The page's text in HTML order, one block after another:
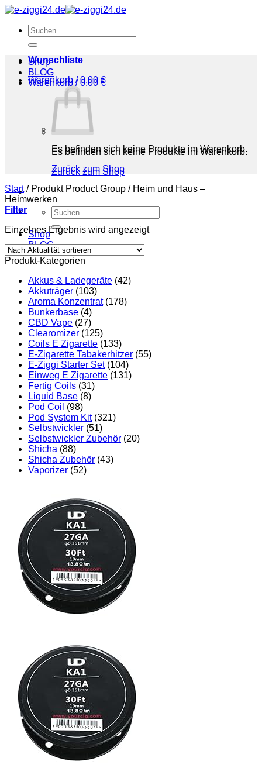
Zum
springenSuchen
nach:
Shop
BLOG
Warenkorb /0,00€
Es befinden sich keine Produkte im Warenkorb.
Zurück zum Shop
Suchen
nach:
Shop
BLOG
Wunschliste
Warenkorb /0,00 €
Es befinden sich keine Produkte im Warenkorb.
Zurück zum Shop
Start /Produkt Product Group /Heim und Haus –
Heimwerken
Filter
Einzelnes Ergebnis wird angezeigt
Produkt-Kategorien
Akkus & Ladegeräte (42)
Akkuträger (103)
Aroma Konzentrat (178)
Bunkerbase (4)
CBD Vape (27)
Clearomizer (125)
Coils E Zigarette (133)
E-Zigarette Tabakerhitzer (55)
E-Ziggi Starter Set (104)
Einweg E Zigarette (131)
Fertig Coils (31)
Liquid Base (8)
Pod Coil (98)
Pod System Kit (321)
Selbstwickler (51)
Selbstwickler Zubehör (20)
Shicha (88)
Shicha Zubehör (43)
Vaporizer (52)